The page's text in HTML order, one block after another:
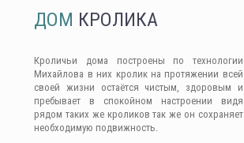
ДОМ КРОЛИКА
Кроличьи дома построены по технологии
Михайлова в них кролик на протяжении всей
своей жизни остаётся чистым, здоровым и
пребывает в спокойном настроении видя
рядом таких же кроликов так же он сохраняет
необходимую подвижность.